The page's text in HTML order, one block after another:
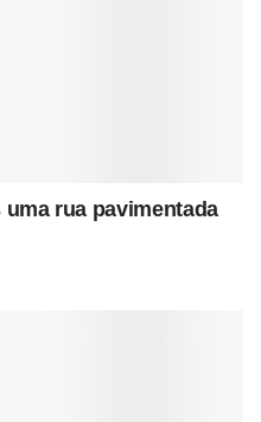
rua pavimentada